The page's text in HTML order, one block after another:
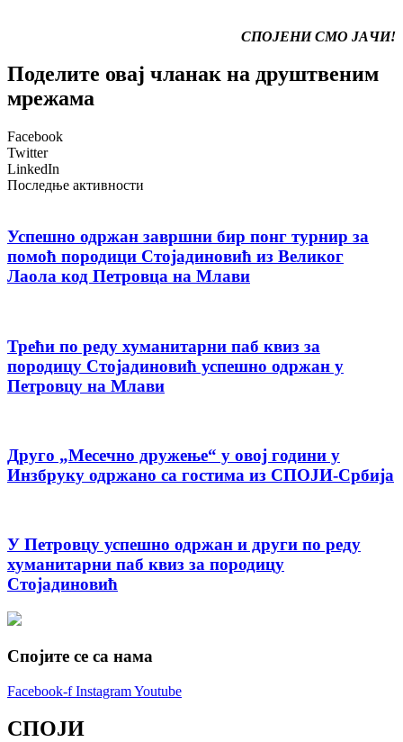
СПОЈЕНИ СМО ЈАЧИ!
Поделите овај чланак на друштвеним
мрежама
Facebook
Twitter
LinkedIn
Последње активности
Успешно одржан завршни бир понг турнир за
помоћ породици Стојадиновић из Великог
Лаола код Петровца на Млави
Трећи по реду хуманитарни паб квиз за
породицу Стојадиновић успешно одржан у
Петровцу на Млави
Друго „Месечно дружење“ у овој години у
Инзбруку одржано са гостима из СПОЈИ-Србија
У Петровцу успешно одржан и други по реду
хуманитарни паб квиз за породицу
Стојадиновић
Спојите се са нама
Facebook-f InstagramYoutube
СПОЈИ